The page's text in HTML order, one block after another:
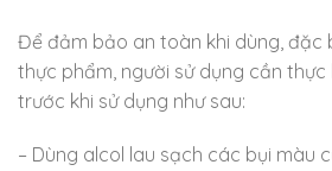
Để đảm bảo an toàn khi dùng, đặc
thực phẩm, người sử dụng cần
trước khi sử dụng như sau:
– Dùng alcol lau sạch các bụi màu